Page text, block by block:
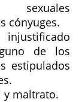
cónyuges.
de los
estipulados
y maltrato.